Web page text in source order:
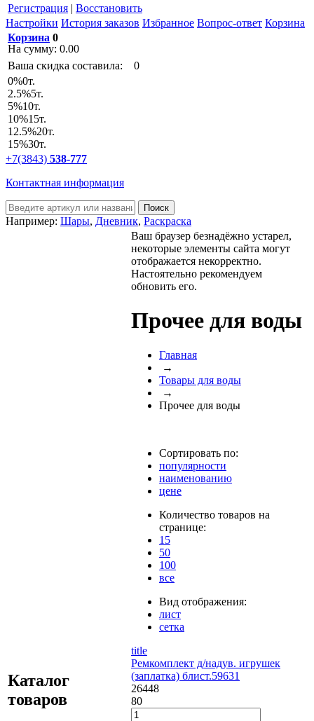
Регистрация | Восстановить
Настройки История заказов Избранное Вопрос-ответ Корзина
Корзина 0
На сумму: 0.00
Ваша скидка составила:
0
0%0т.
2.5%5т.
5%10т.
10%15т.
12.5%20т.
15%30т.
+7(3843) 538-777
Контактная информация
Например: Шары, Дневник, Раскраска
Каталог
товаров
Ваш браузер безнадёжно устарел,
некоторые элементы сайта могут
отображается некорректно.
Настоятельно рекомендуем
обновить его.
Прочее для воды
Главная
→
Товары для воды
→
Прочее для воды
Сортировать по:
популярности
наименованию
цене
Количество товаров на
странице:
15
50
100
все
Вид отображения:
лист
сетка
title
Ремкомплект д/надув. игрушек
(заплатка) блист.59631
26448
80